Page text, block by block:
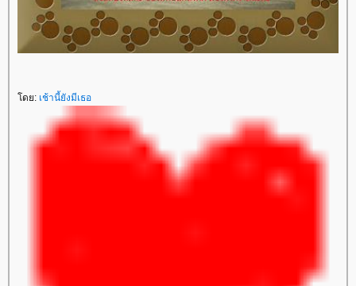
ดย: เช้านี้ยังมีเธอ